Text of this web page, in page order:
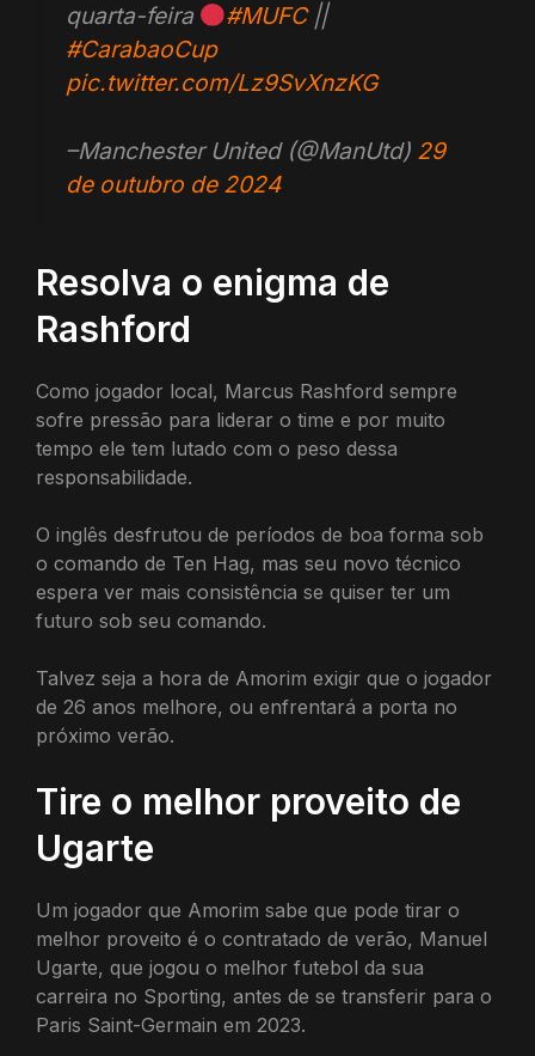
quarta-feira
#MUFC||
#CarabaoCup
pic.twitter.com/Lz9SvXnzKG
–Manchester United (@ManUtd) 29
de outubro de 2024
Resolva o enigma de
Rashford
Como jogador local, Marcus Rashford sempre
sofre pressão para liderar o time e por muito
tempo ele tem lutado com o peso dessa
responsabilidade.
O inglês desfrutou de períodos de boa forma sob
o comando de Ten Hag, mas seu novo técnico
espera ver mais consistência se quiser ter um
futuro sob seu comando.
Talvez seja a hora de Amorim exigir que o jogador
de 26 anos melhore, ou enfrentará a porta no
próximo verão.
Tire o melhor proveito de
Ugarte
Um jogador que Amorim sabe que pode tirar o
melhor proveito é o contratado de verão, Manuel
Ugarte, que jogou o melhor futebol da sua
carreira no Sporting, antes de se transferir para o
Paris Saint-Germain em 2023.